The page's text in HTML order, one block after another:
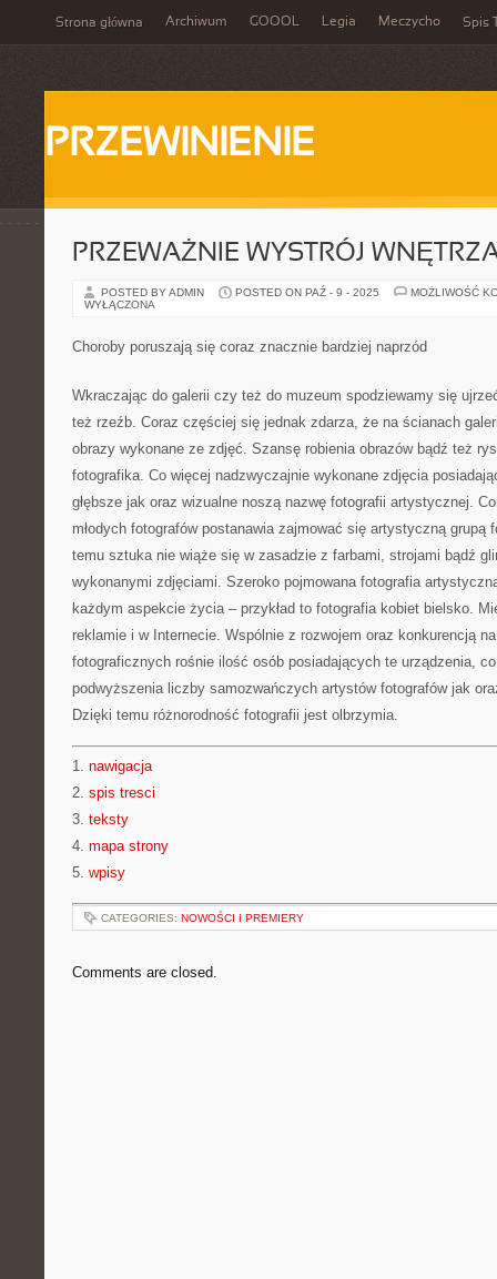
Strona główna Archiwum GOOOL Legia Meczycho Spis
PRZEWINIENIE
PRZEWAŻNIE WYSTRÓJ
POSTED BY ADMIN POSTED ON PAŹ - 9 - 2025
MOŻLIWOŚĆ
WYŁĄCZONA
Choroby poruszają się coraz znacznie bardziej naprzód
Wkraczając do galerii czy też do muzeum spodziewamy się
też rzeźb. Coraz częściej się jednak zdarza, że na ścianach
obrazy wykonane ze zdjęć. Szansę robienia obrazów bądź też
fotografika. Co więcej nadzwyczajnie wykonane zdjęcia
głębsze jak oraz wizualne noszą nazwę fotografii artystycznej.
młodych fotografów postanawia zajmować się artystyczną grupą
temu sztuka nie wiąże się w zasadzie z farbami, strojami bądź
wykonanymi zdjęciami. Szeroko pojmowana fotografia
każdym aspekcie życia – przykład to fotografia kobiet bielsko.
reklamie i w Internecie. Wspólnie z rozwojem oraz konkurencją
fotograficznych rośnie ilość osób posiadających te urządzenia,
podwyższenia liczby samozwańczych artystów fotografów jak
Dzięki temu różnorodność fotografii jest olbrzymia.
1. nawigacja
2. spis tresci
3. teksty
4. mapa strony
5. wpisy
CATEGORIES: NOWOŚCI I PREMIERY
Comments are closed.